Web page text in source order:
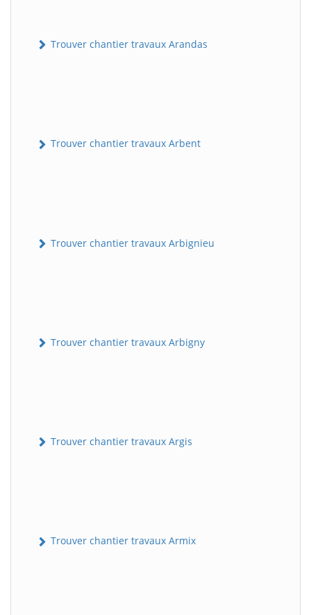
Trouver chantier travaux Arandas
Trouver chantier travaux Arbent
Trouver chantier travaux Arbignieu
Trouver chantier travaux Arbigny
Trouver chantier travaux Argis
Trouver chantier travaux Armix